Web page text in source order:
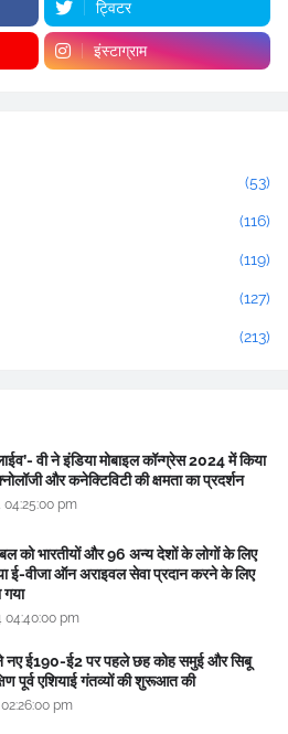
ट्विटर
इंस्टाग्राम
(53)
(116)
(119)
(127)
(213)
वी ने इंडिया मोबाइल कॉन्ग्रेस 2024 में किया
और कनेक्टिविटी की क्षमता का प्रदर्शन
pm
को भारतीयों और 96 अन्य देशों के लोगों के लिए
ई-वीजा ऑन अराइवल सेवा प्रदान करने के लिए
गया
04:40:00 pm
ई190-ई2 पर पहले छह कोह समुई और सिबू
पूर्व एशियाई गंतव्यों की शुरूआत की
pm